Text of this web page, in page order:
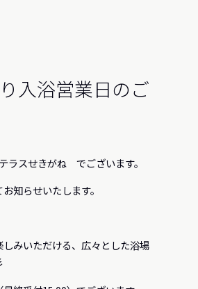
入浴営業日のご
ラスせきがね でございます。
知らせいたします。
みいただける、広々とした浴場